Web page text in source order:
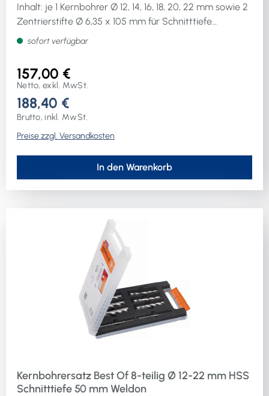
Inhalt: je 1 Kernbohrer Ø 12, 14, 16, 18, 20, 22 mm sowie 2
Zentrierstifte Ø 6,35 x 105 mm für Schnitttiefe
50 mmWeitere technische Eigenschaften:· Inhalt: 8-
teilig· Schaftausführung: QuickIN· Schnitttiefe: 50mmim
sofort verfügbar
157,00 €
Netto, exkl. MwSt.
188,40 €
Brutto, inkl. MwSt.
Preise zzgl. Versandkosten
In den Warenkorb
Kernbohrersatz Best Of 8-teilig Ø 12-22 mm HSS
Schnitttiefe 50 mm Weldon